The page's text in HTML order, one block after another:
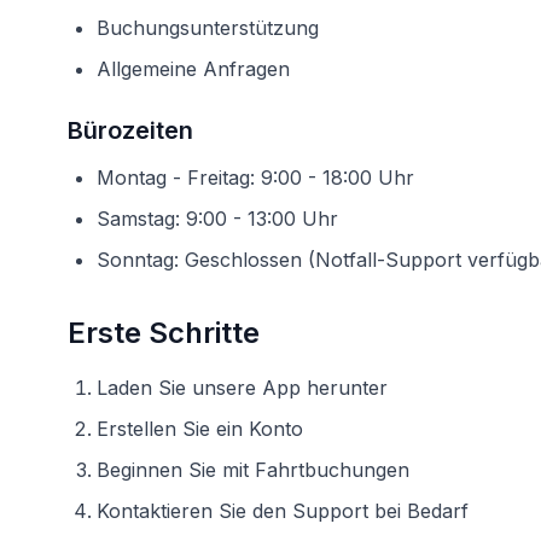
Buchungsunterstützung
Allgemeine Anfragen
Bürozeiten
Montag - Freitag: 9:00 - 18:00 Uhr
Samstag: 9:00 - 13:00 Uhr
Sonntag: Geschlossen (Notfall-Support
Erste Schritte
Laden Sie unsere App herunter
Erstellen Sie ein Konto
Beginnen Sie mit Fahrtbuchungen
Kontaktieren Sie den Support bei Bedarf